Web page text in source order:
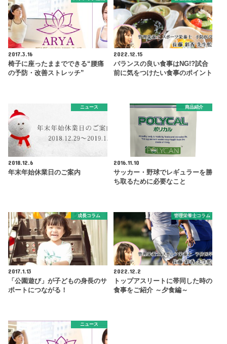
2017.3.16
椅子に座ったままでできる“腰痛
の予防・改善ストレッチ”
2022.12.15
バランスの良い食事はNG!?試合
前に気をつけたい食事のポイント
ニュース
2018.12.6
年末年始休業日のご案内
商品紹介
2016.11.10
サッカー・野球でレギュラーを勝
ち取るために必要なこと
成長コラム
2017.1.13
「公園遊び」が子どもの身長のサ
ポートにつながる！
管理栄養士コラム
2022.12.2
トップアスリートに帯同した時の
食事をご紹介 ～夕食編～
ニュース